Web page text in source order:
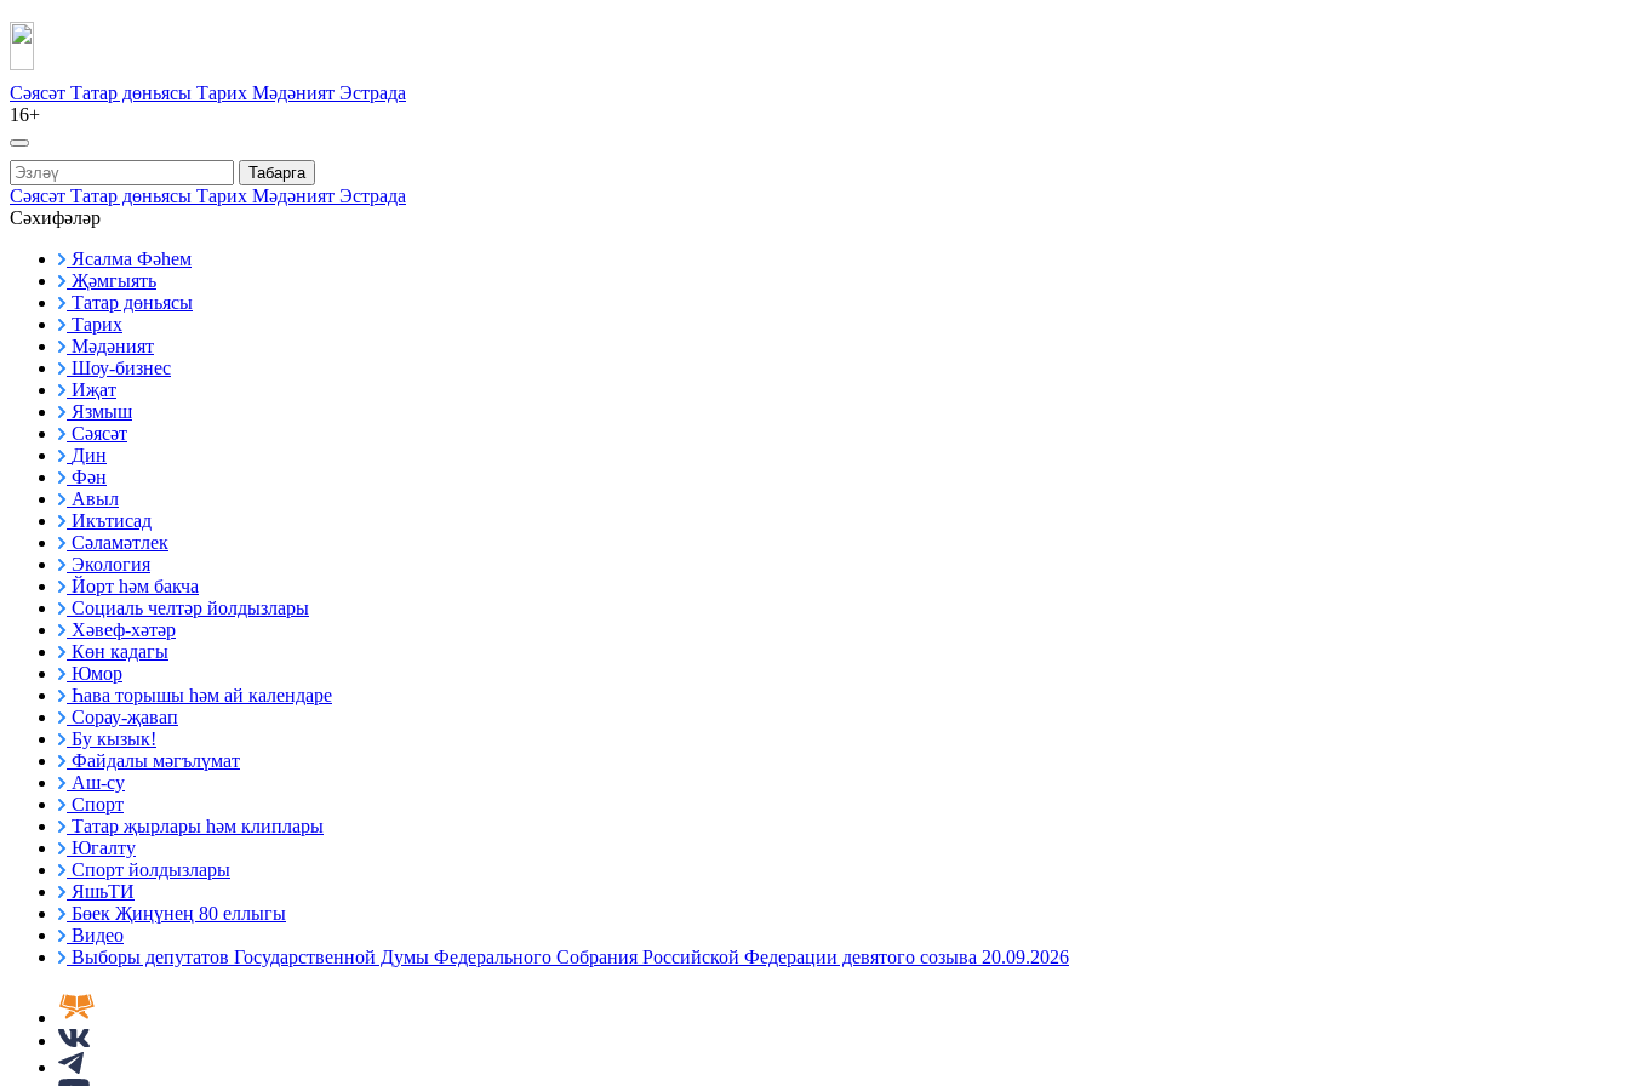
Сәясәт Татар дөньясы Тарих Мәдәният Эстрада
16+
Табарга
Сәясәт Татар дөньясы Тарих Мәдәният Эстрада
Сәхифәләр
Ясалма Фәһем
Җәмгыять
Татар дөньясы
Тарих
Мәдәният
Шоу-бизнес
Иҗат
Язмыш
Сәясәт
Дин
Фән
Авыл
Икътисад
Сәламәтлек
Экология
Йорт һәм бакча
Социаль челтәр йолдызлары
Хәвеф-хәтәр
Көн кадагы
Юмор
Һава торышы һәм ай календаре
Сорау-җавап
Бу кызык!
Файдалы мәгълүмат
Аш-су
Спорт
Татар җырлары һәм клиплары
Югалту
Спорт йолдызлары
ЯшьТИ
Бөек Җиңүнең 80 еллыгы
Видео
Выборы депутатов Государственной Думы Федерального Собрания Российской Федерации девятого созыва 20.09.2026